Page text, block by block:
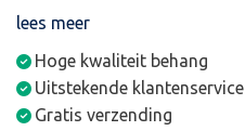
lees meer
Hoge kwaliteit behang
Uitstekende klantenservice
Gratis verzending